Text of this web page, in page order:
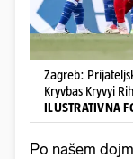
Zagreb:
Kryvbas Kryvyi Rih
ILUSTRATIVNA
Po našem